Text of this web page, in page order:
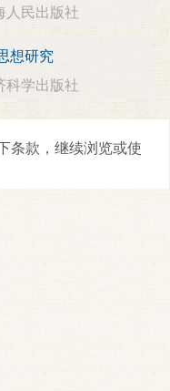
人民出版社
想研究
科学出版社
条款，继续浏览或使